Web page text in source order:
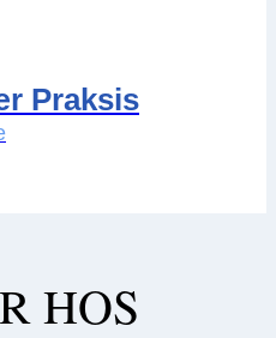
Praksis
HOS